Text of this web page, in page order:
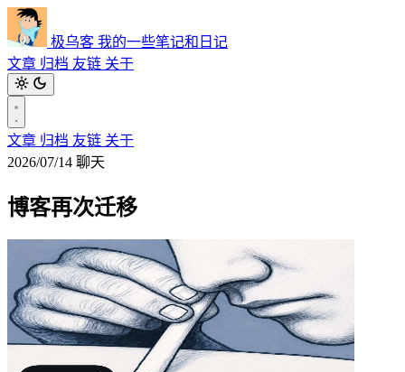
极乌客 我的一些笔记和日记
文章 归档 友链 关于
文章 归档 友链 关于
2026/07/14 聊天
博客再次迁移